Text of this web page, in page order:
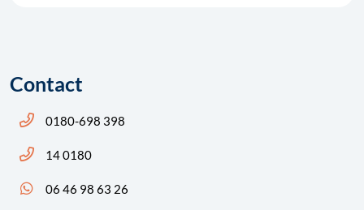
Contact
Bel ons: 14 0180
0180-698 398
Bel ons: 14 0180
14 0180
App ons: 06 46 98 63 26 (WhatsApp)
06 46 98 63 26